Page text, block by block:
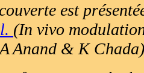
est
(In vivo
Anand & K Chada)